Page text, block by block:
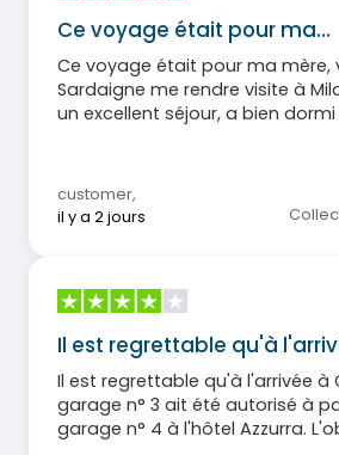
Ce voyage était pour ma…
Ce voyage était pour ma mère,
Sardaigne me rendre visite à
un excellent séjour, a bien
customer,
il y a 2 jours
Il est regrettable qu'à
Il est regrettable qu'à l'arrivée à
garage n° 3 ait été autorisé à
garage n° 4 à l'hôtel Azzurra.